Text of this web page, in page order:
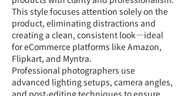
This style focuses attention solely on the
product, eliminating distractions and
creating a clean, consistent look—ideal
for eCommerce platforms like Amazon,
Flipkart, and Myntra.
Professional photographers use
advanced lighting setups, camera angles,